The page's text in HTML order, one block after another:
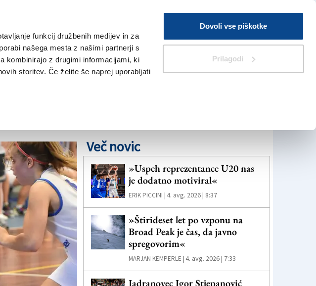
funkcij družbenih medijev in za
našega mesta z našimi partnerji s
kombinirajo z drugimi informacijami, ki
storitev. Če želite še naprej uporabljati
Dovoli vse piškotke
Prilagodi
V Kioskih
Iskanje
KULTURA ŠPORT ŠE
Več novic
»Uspeh reprezentance U20 nas
je dodatno motiviral«
ERIK PICCINI |4. avg. 2026 | 8:37
»Štirideset let po vzponu na
Broad Peak je čas, da javno
spregovorim«
MARJAN KEMPERLE |4. avg. 2026 | 7:33
Jadranovec Igor Stjepanović